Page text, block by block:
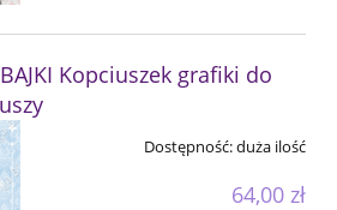
BAJKI Kopciuszek grafiki do
Dostępność:duża ilość
64,00 zł